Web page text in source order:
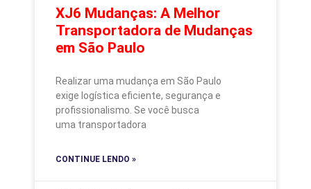
XJ6 Mudanças: A Melhor
Transportadora de Mudanças
em São Paulo
Realizar uma mudança em São Paulo
exige logística eficiente, segurança e
profissionalismo. Se você busca
uma transportadora
CONTINUE LENDO »